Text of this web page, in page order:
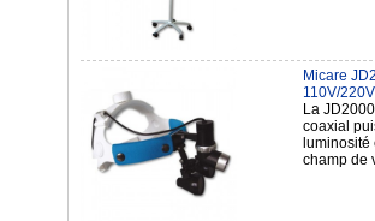
Micare
110V/220V
La
coaxial
champ de